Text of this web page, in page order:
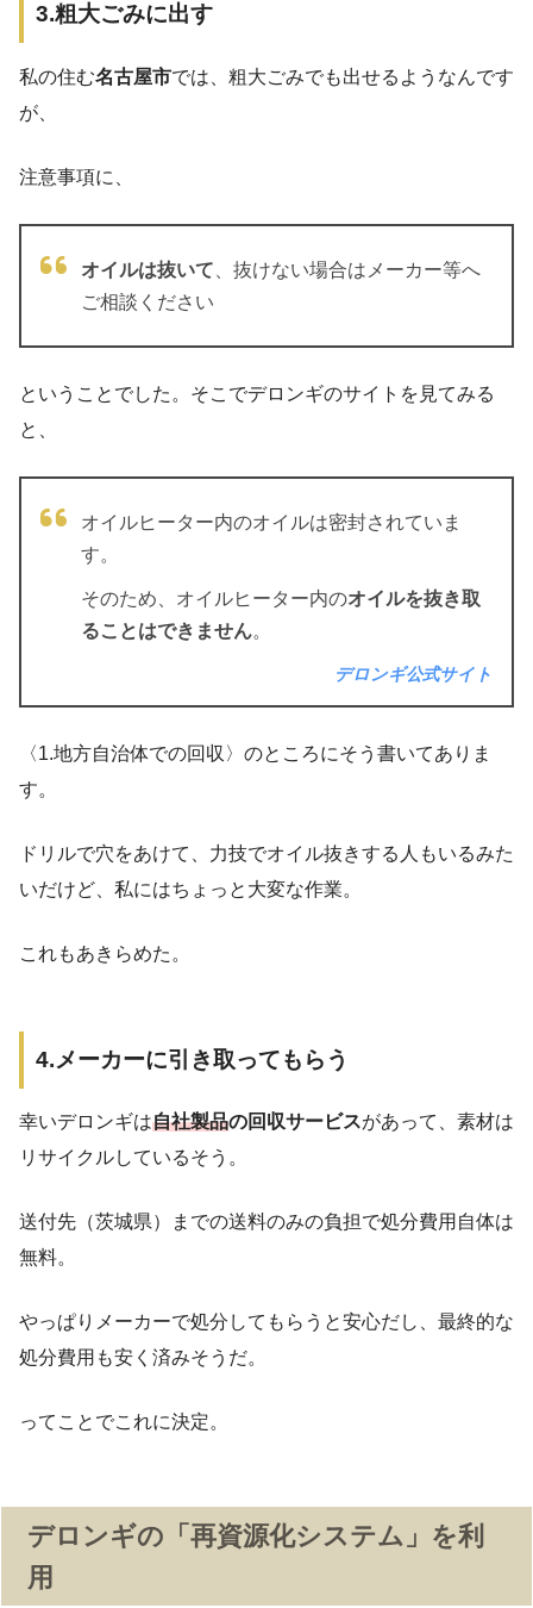
3.粗大ごみに出す
私の住む名古屋市では、粗大ごみでも出せるようなんです
が、
注意事項に、
オイルは抜いて 、抜けない場合はメーカー等へ
ご相談ください
ということでした。そこでデロンギのサイトを見てみる
と、
オイルヒーター内のオイルは密封されていま
す。
そのため、オイルヒーター内のオイルを抜き取
ることはできません。
デロンギ公式サイト
〈1.地方自治体での回収〉のところにそう書いてありま
す。
ドリルで穴をあけて、力技でオイル抜きする人もいるみた
いだけど、私にはちょっと大変な作業。
これもあきらめた。
4.メーカーに引き取ってもらう
幸いデロンギは自社製品の回収サービスがあって、素材は
リサイクルしているそう。
送付先（茨城県）までの送料のみの負担で処分費用自体は
無料。
やっぱりメーカーで処分してもらうと安心だし、最終的な
処分費用も安く済みそうだ。
ってことでこれに決定。
デロンギの「再資源化システム」を利
用